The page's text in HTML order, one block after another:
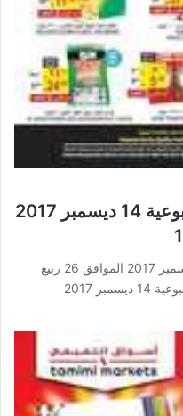
عروض التميمي الدمام الأسبوعية 14 ديسمبر 2017
عروض التميمي الدمام الأسبوعية 14 ديسمبر 2017 الموافق 26 ربيع
الأول 1439 عروض التميمي الدمام الأسبوعية 14 ديسمبر 2017